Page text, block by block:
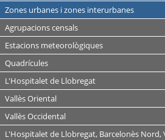
Zones urbanes i zones interurbanes
Agrupacions censals
Estacions meteorològiques
Quadrícules
L'Hospitalet de Llobregat
Vallès Oriental
Vallès Occidental
L'Hospitalet de Llobregat, Barcelonès Nord,